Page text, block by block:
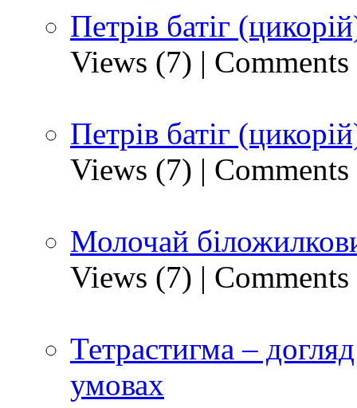
Петрів батіг
Views (7) |
Петрів батіг
Views (7) |
Молочай
Views (7) |
Тетрастигма –
умовах